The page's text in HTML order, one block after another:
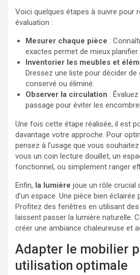
Voici quelques étapes à suivre pour
évaluation :
Mesurer chaque pièce :
exactes permet de mieux planifier
Inventorier les meubles et
Dressez une liste pour décider de
conservé ou éliminé.
Observer la circulation :
passage pour éviter les
Une fois cette étape réalisée, il est
davantage votre approche. Pour
pensez à l’usage que vous
vous un coin lecture douillet, un
fonctionnel, ou simplement ranger
Enfin, la lumière joue un rôle crucial
d’un espace. Une pièce bien éclairée
Profitez des fenêtres en utilisant des
laissent passer la lumière naturelle.
créer une ambiance chaleureuse et
Adapter le mobilier
utilisation optimale